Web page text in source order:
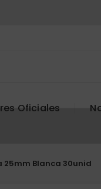
Oficiales
25mm Blanca 30unid